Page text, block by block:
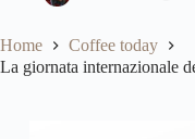
Home
Coffee today
La giornata internazionale